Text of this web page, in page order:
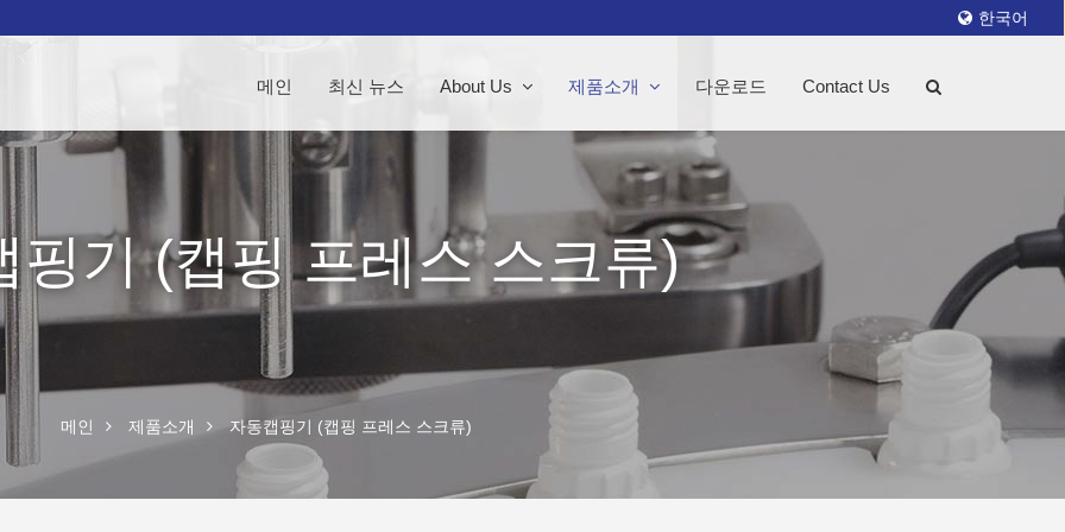
한국어
메인 최신 뉴스 About Us 제품소개 다운로드 Contact Us
핑기 (캡핑 프레스 스크류)
메인 제품소개 자동캡핑기 (캡핑 프레스 스크류)